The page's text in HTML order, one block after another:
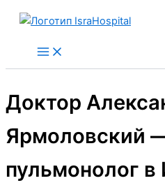
Перейти
содержимому
Доктор
Ярмоловский
пульмонолог в